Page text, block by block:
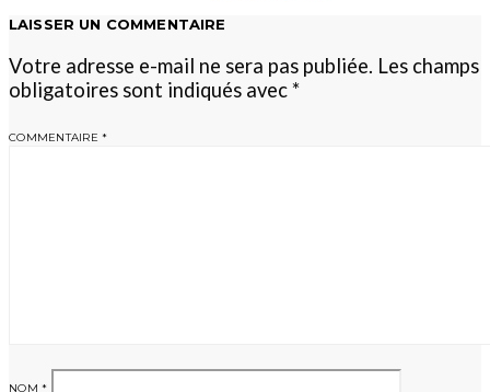
LAISSER UN COMMENTAIRE
Votre adresse e-mail ne sera pas publiée. Les champs
obligatoires sont indiqués avec*
COMMENTAIRE *
NOM *